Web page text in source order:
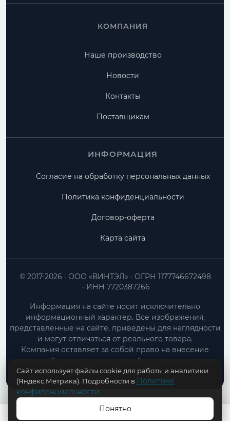
КОМПАНИЯ
Наше производство
Новости
Контакты
Поставщикам
ИНФОРМАЦИЯ
Согласие на обработку персональных данных
Политика конфиденциальности
Договор-оферта
Карта сайта
ООО «ВИНТЭЛ»
ОГРН 1177746672498
ИНН 7720387266
© 2017-2026
Информация на сайте носит исключительно
информационный характер. Все изображения,
представленные на сайте, приведены для наглядности
и могут отличаться от реального товара.
Компания оставляет за собой право на внесение
изменений в конструкцию, дизайн и характеристики
товара без предварительного уведомления.
Сайт использует файлы cookie для работы и аналитики
(Яндекс.Метрика). Подробности в Политике
конфиденциальности
Понятно